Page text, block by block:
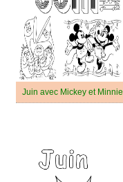
Juin avec Mickey et Minnie